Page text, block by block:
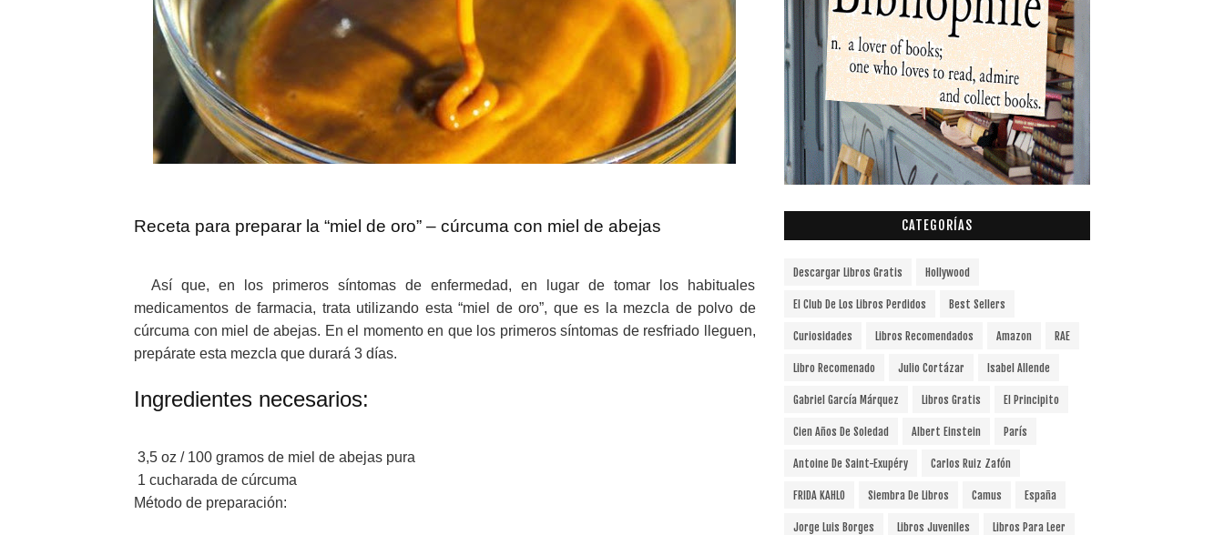
Receta para preparar la “miel de oro” – cúrcuma con miel de abejas
Así que, en los primeros síntomas de enfermedad, en lugar de tomar los habituales
medicamentos de farmacia, trata utilizando esta “miel de oro”, que es la mezcla de polvo de
cúrcuma con miel de abejas. En el momento en que los primeros síntomas de resfriado lleguen,
prepárate esta mezcla que durará 3 días.
Ingredientes necesarios:
3,5 oz / 100 gramos de miel de abejas pura
1 cucharada de cúrcuma
Método de preparación:
CATEGORÍAS
Descargar Libros Gratis Hollywood
El Club De Los Libros Perdidos Best Sellers
Curiosidades Libros Recomendados Amazon RAE
Libro Recomenado Julio Cortázar Isabel Allende
Gabriel García Márquez Libros Gratis El Principito
Cien Años De Soledad Albert Einstein París
Antoine De Saint-Exupéry Carlos Ruiz Zafón
FRIDA KAHLO Siembra De Libros Camus España
Jorge Luis Borges Libros Juveniles Libros Para Leer